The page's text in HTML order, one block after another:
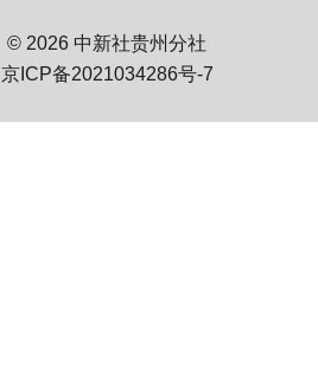
© 2026 中新社贵州分社
京ICP备2021034286号-7